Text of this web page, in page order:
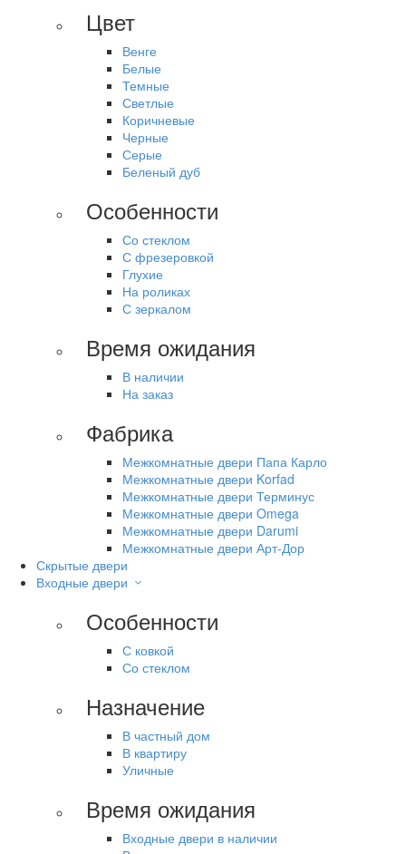
Цвет
Венге
Белые
Темные
Светлые
Коричневые
Черные
Серые
Беленый дуб
Особенности
Со стеклом
С фрезеровкой
Глухие
На роликах
С зеркалом
Время ожидания
В наличии
На заказ
Фабрика
Межкомнатные двери Папа Карло
Межкомнатные двери Korfad
Межкомнатные двери Терминус
Межкомнатные двери Omega
Межкомнатные двери Darumi
Межкомнатные двери Арт-Дор
Скрытые двери
Входные двери
Особенности
С ковкой
Со стеклом
Назначение
В частный дом
В квартиру
Уличные
Время ожидания
Входные двери в наличии